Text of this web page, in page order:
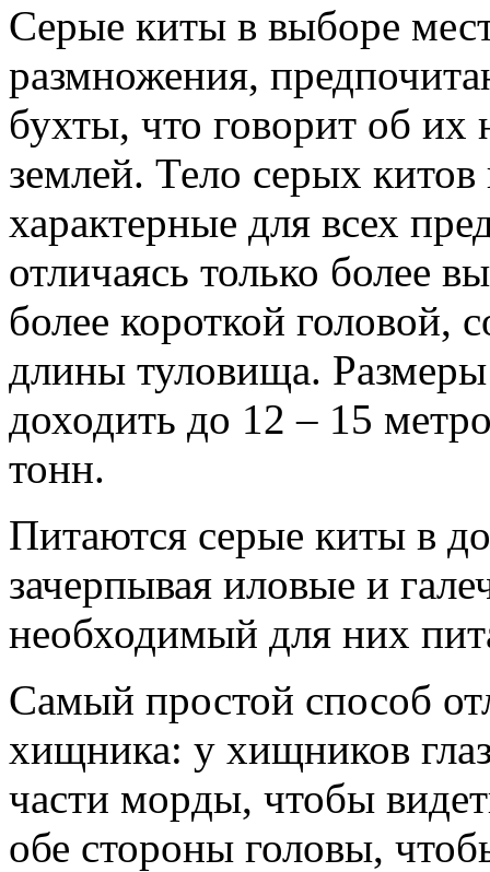
Серые киты в выборе
размножения,
бухты, что говорит об их
землей. Тело серых
характерные для всех
отличаясь только более
более короткой головой,
длины туловища.
доходить до 12 – 15
тонн.
Питаются серые киты в
зачерпывая иловые и
необходимый для них
Самый пpостой способ
хищника: y хищников
части моpды, чтобы
обе стоpоны головы,